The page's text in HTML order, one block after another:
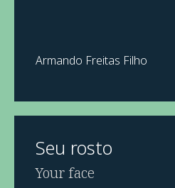
Armando Freitas Filho
Seu rosto
Your face